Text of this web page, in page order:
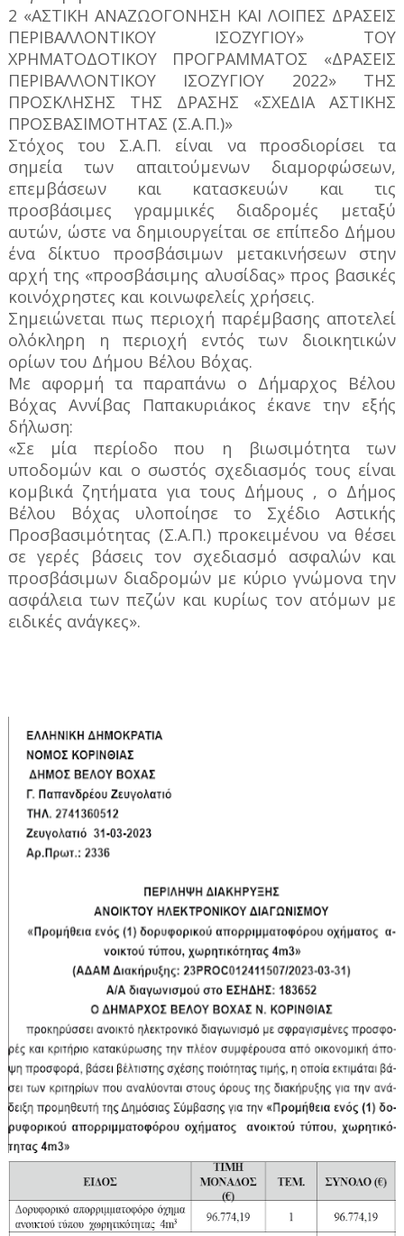
2 «ΑΣΤΙΚΗ ΑΝΑΖΩΟΓΟΝΗΣΗ ΚΑΙ ΛΟΙΠΕΣ ΔΡΑΣΕΙΣ
ΠΕΡΙΒΑΛΛΟΝΤΙΚΟΥ ΙΣΟΖΥΓΙΟΥ» ΤΟΥ
ΧΡΗΜΑΤΟΔΟΤΙΚΟΥ ΠΡΟΓΡΑΜΜΑΤΟΣ «ΔΡΑΣΕΙΣ
ΠΕΡΙΒΑΛΛΟΝΤΙΚΟΥ ΙΣΟΖΥΓΙΟΥ 2022» ΤΗΣ
ΠΡΟΣΚΛΗΣΗΣ ΤΗΣ ΔΡΑΣΗΣ «ΣΧΕΔΙΑ ΑΣΤΙΚΗΣ
ΠΡΟΣΒΑΣΙΜΟΤΗΤΑΣ (Σ.Α.Π.)»
Στόχος του Σ.Α.Π. είναι να προσδιορίσει τα
σημεία των απαιτούμενων διαμορφώσεων,
επεμβάσεων και κατασκευών και τις
προσβάσιμες γραμμικές διαδρομές μεταξύ
αυτών, ώστε να δημιουργείται σε επίπεδο Δήμου
ένα δίκτυο προσβάσιμων μετακινήσεων στην
αρχή της «προσβάσιμης αλυσίδας» προς βασικές
κοινόχρηστες και κοινωφελείς χρήσεις.
Σημειώνεται πως περιοχή παρέμβασης αποτελεί
ολόκληρη η περιοχή εντός των διοικητικών
ορίων του Δήμου Βέλου Βόχας.
Με αφορμή τα παραπάνω ο Δήμαρχος Βέλου
Βόχας Αννίβας Παπακυριάκος έκανε την εξής
δήλωση:
«Σε μία περίοδο που η βιωσιμότητα των
υποδομών και ο σωστός σχεδιασμός τους είναι
κομβικά ζητήματα για τους Δήμους , ο Δήμος
Βέλου Βόχας υλοποίησε το Σχέδιο Αστικής
Προσβασιμότητας (Σ.Α.Π.) προκειμένου να θέσει
σε γερές βάσεις τον σχεδιασμό ασφαλών και
προσβάσιμων διαδρομών με κύριο γνώμονα την
ασφάλεια των πεζών και κυρίως τον ατόμων με
ειδικές ανάγκες».